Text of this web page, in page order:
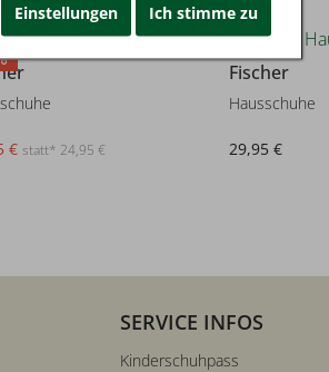
€ statt* 24,95 €
Fischer
Hausschuhe
29,95 €
SERVICE INFOS
Kinderschuhpass
Einstellungen Ich stimme zu